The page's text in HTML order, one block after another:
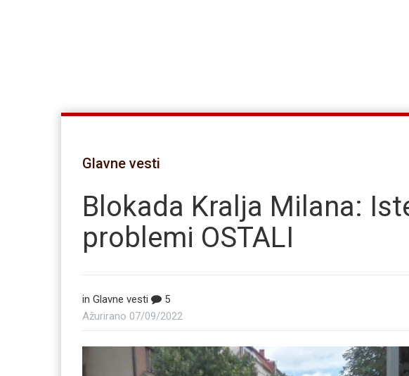
Glavne vesti
Blokada Kralja Milana:
problemi OSTALI
in Glavne vesti
5
Ažurirano 07/09/2022